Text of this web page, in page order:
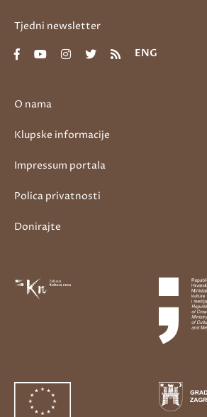
O nama
Klupske informacije
Impressum portala
Polica privatnosti
Donirajte
Tjedni newsletter
ENG